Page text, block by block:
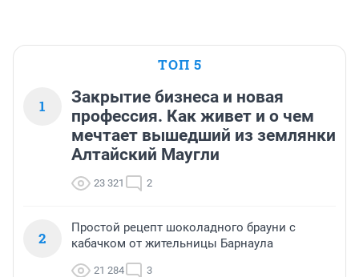
ТОП 5
1
Закрытие бизнеса и новая
профессия. Как живет и о чем
мечтает вышедший из землянки
Алтайский Маугли
23 321 2
2
Простой рецепт шоколадного брауни с
кабачком от жительницы Барнаула
21 284 3